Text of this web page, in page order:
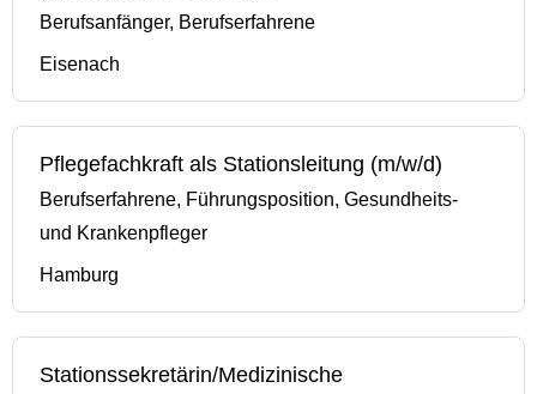
Berufsanfänger, Berufserfahrene
Eisenach
Pflegefachkraft als Stationsleitung (m/w/d)
Berufserfahrene, Führungsposition, Gesundheits-
und Krankenpfleger
Hamburg
Stationssekretärin/Medizinische